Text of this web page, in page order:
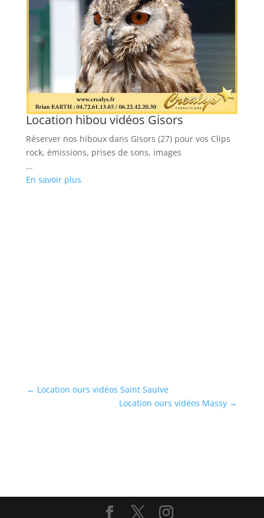
Location hibou vidéos Gisors
Réserver nos hiboux dans Gisors (27) pour vos Clips
rock, émissions, prises de sons, images
...
En savoir plus
← Location ours vidéos Saint Saulve
Location ours vidéos Massy →